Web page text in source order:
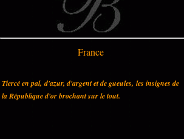
France
Tiercé en pal, d'azur, d'argent et de gueules, les insignes de
la République d'or brochant sur le tout.